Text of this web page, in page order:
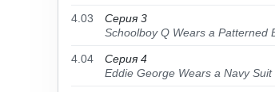
4.03
Серия 3
Schoolboy Q Wears a Patterned
4.04
Серия 4
Eddie George Wears a Navy